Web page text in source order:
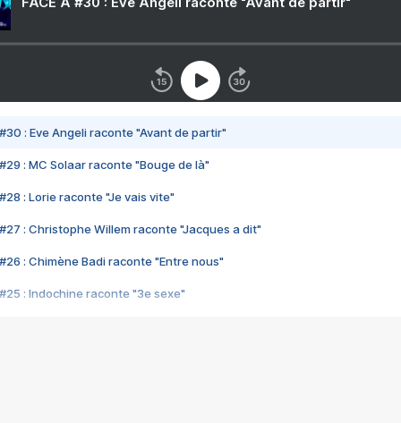
#30 : Eve Angeli raconte "Avant de partir"
#29 : MC Solaar raconte "Bouge de là"
#28 : Lorie raconte "Je vais vite"
#27 : Christophe Willem raconte "Jacques a dit"
#26 : Chimène Badi raconte "Entre nous"
#25 : Indochine raconte "3e sexe"